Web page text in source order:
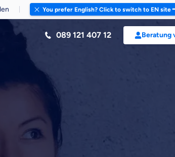
You prefer English? Click to switch to EN site
089 121 407 12 Beratung